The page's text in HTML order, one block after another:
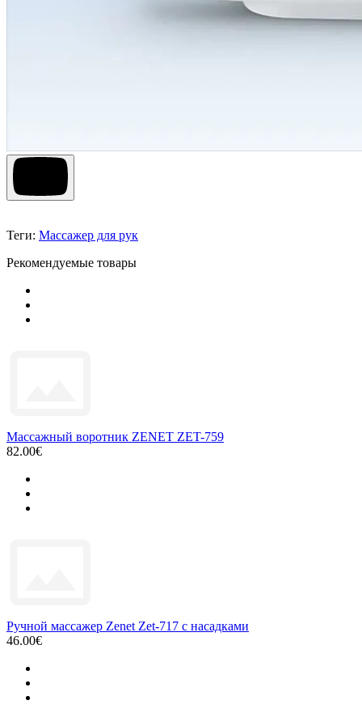
Теги: Массажер для рук
Рекомендуемые товары
Массажный воротник ZENET ZET-759
82.00€
Ручной массажер Zenet Zet-717 с насадками
46.00€